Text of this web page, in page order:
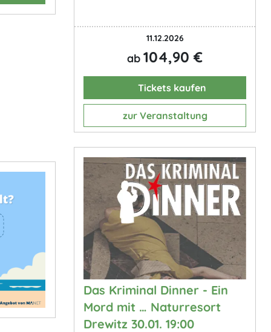
11.12.2026
ab 104,90 €
Tickets kaufen
zur Veranstaltung
Das Kriminal Dinner - Ein
Mord mit … Naturresort
Drewitz 30.01. 19:00